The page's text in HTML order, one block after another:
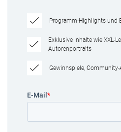
Programm-Highlights und
Exklusive Inhalte wie XXL-
Autorenportraits
Gewinnspiele,
E-Mail *